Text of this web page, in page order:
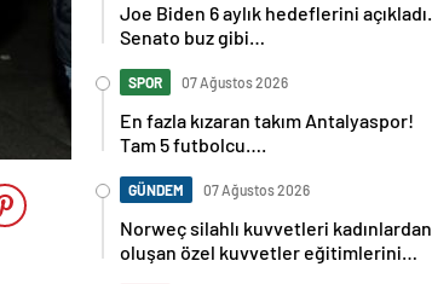
Joe Biden 6 aylık hedeflerini açıkladı.
Senato buz gibi…
SPOR 07 Ağustos 2026
En fazla kızaran takım Antalyaspor!
Tam 5 futbolcu….
GÜNDEM 07 Ağustos 2026
Norweç silahlı kuvvetleri kadınlardan
oluşan özel kuvvetler eğitimlerini